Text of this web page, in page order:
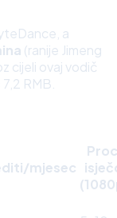
a
(ranije Jimeng
cijeli ovaj vodič
RMB.
mjesec